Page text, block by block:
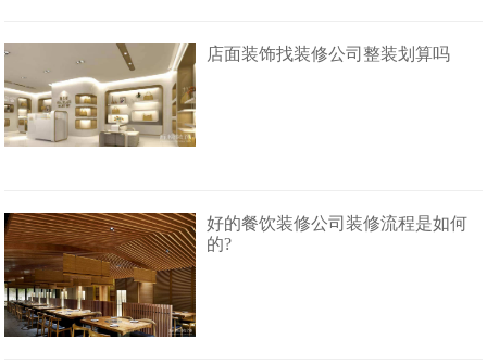
店面装饰找装修公司整装划算吗
好的餐饮装修公司装修流程是如何
的?